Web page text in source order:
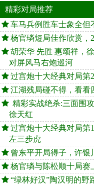
精彩对局推荐
车马兵例胜车士象全但
杨官璘短局佳作欣赏，
胡荣华 先胜 惠颂祥，
对屏风马右炮巡河
过宫炮十大经典对局第
江湖残局碰不得，看看
精彩实战绝杀:三面围
徐天红
过宫炮十大经典对局第
左三步虎
曾东平开局得子，许银
杨官璘与陈松顺十局赛
“绿林好汉”陶汉明的野